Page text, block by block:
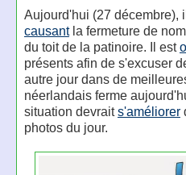
Aujourd'hui (27 décembre),
causantla fermeture de
du toit de la patinoire. Il est
présents afin de s'excuser
autre jour dans de
néerlandais ferme
situation devraits'améliorer
photos du jour.